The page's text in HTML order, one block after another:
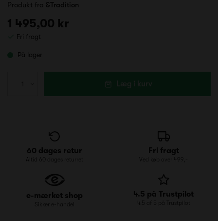
Produkt fra &Tradition
1 495,00 kr
Fri fragt
På lager
Læg i kurv
60 dages retur
Altid 60 dages returret
Fri fragt
Ved køb over 499,-
e-mærket shop
Sikker e-handel
4.5 på Trustpilot
4.5 af 5 på Trustpilot